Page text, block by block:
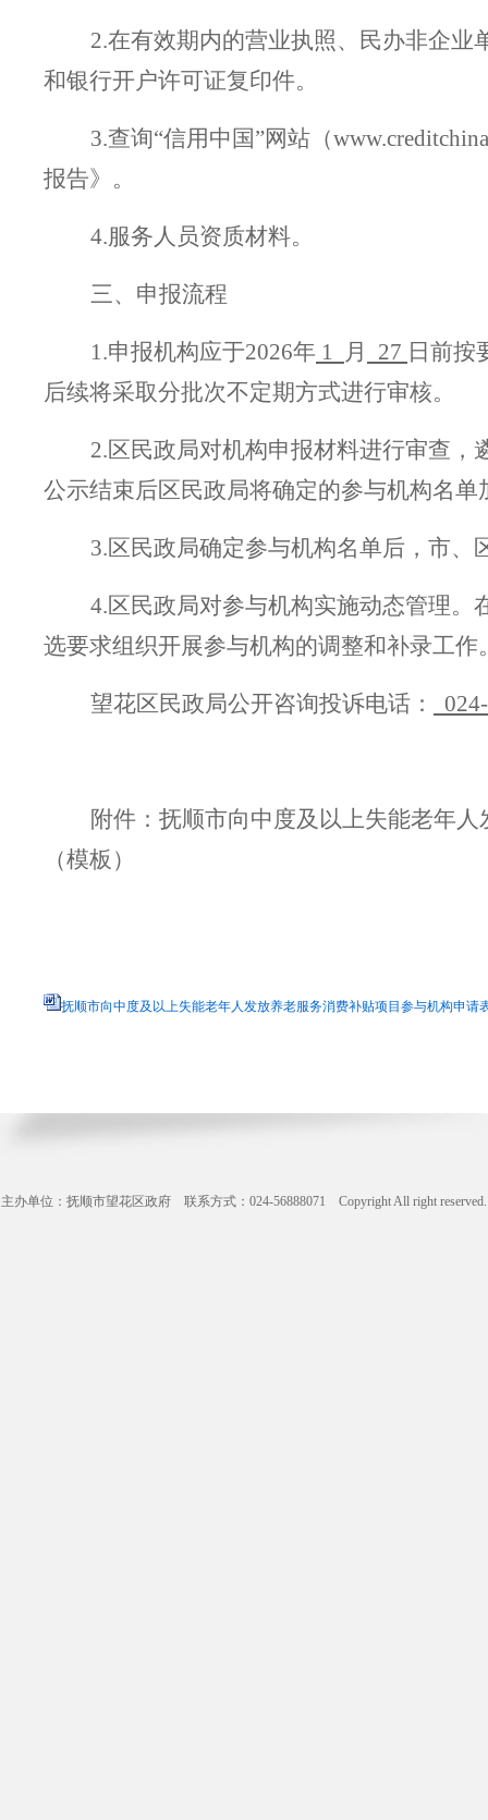
2.在有效期内的营业执照、民办非企
和银行开户许可证复印件。
3.查询“信用中国”网站（
报告》。
4.服务人员资质材料。
三、申报流程
1.申报机构应于2026年 1 月 27 日前按
后续将采取分批次不定期方式进行审核。
2.区民政局对机构申报材料进行审查 ，
公示结束后区民政局将确定的参与机构名单
3.区民政局确定参与机构名单后 ，市、
4.区民政局对参与机构实施动态管理
选要求组织开展参与机构的调整和补录工作
望花区民政局公开咨询投诉电话：
附件： 抚顺市向中度及以上失能老年
（模板）
抚顺市向中度及以上失能老年人发放养老服务消费补贴项目参与机构申请
主办单位：抚顺市望花区政府 联系方式：024-56888071 Copyright All right